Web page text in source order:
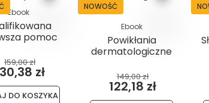
Ebook
pomoc
159,00 zł
zł
DO KOSZYKA
NOWOŚĆ
Ebook
Powikłania
dermatologiczne
149,00 zł
122,18 zł